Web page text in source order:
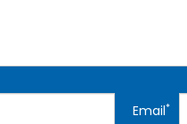
Email*